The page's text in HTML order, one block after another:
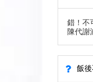
錯！不
陳代謝
飯